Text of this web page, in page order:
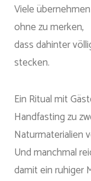
Viele
ohne zu merken,
dass dahinter
stecken.
Ein Ritual mit
Handfasting zu
Naturmaterialien
Und manchmal
damit ein ruhiger